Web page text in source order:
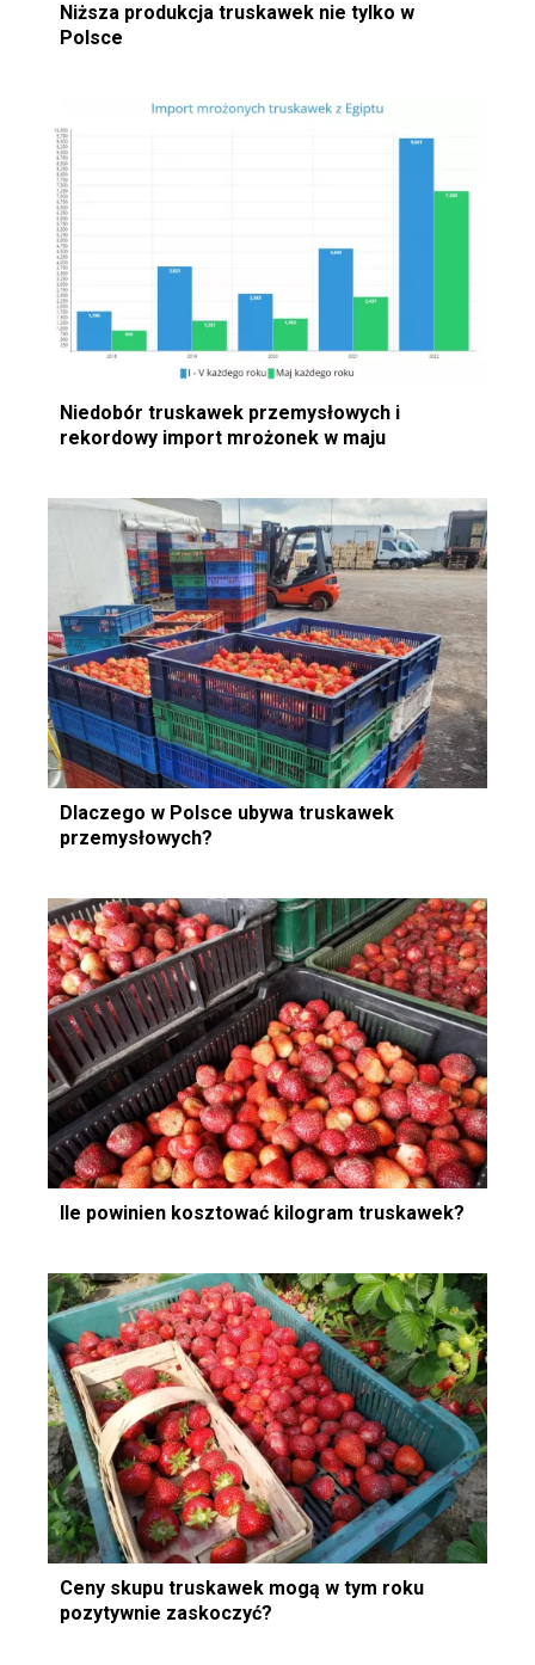
Niższa produkcja truskawek nie tylko w
Polsce
Niedobór truskawek przemysłowych i
rekordowy import mrożonek w maju
Dlaczego w Polsce ubywa truskawek
przemysłowych?
Ile powinien kosztować kilogram truskawek?
Ceny skupu truskawek mogą w tym roku
pozytywnie zaskoczyć?